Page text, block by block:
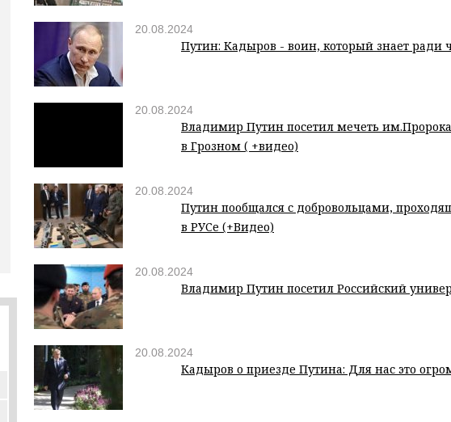
20.08.2024
Путин: Кадыров - воин, который знает ради
20.08.2024
Владимир Путин посетил мечеть
в Грозном ( +видео)
20.08.2024
Путин пообщался с добровольцами,
в РУСе (+Видео)
20.08.2024
Владимир Путин посетил Российский
20.08.2024
Кадыров о приезде Путина: Для нас это